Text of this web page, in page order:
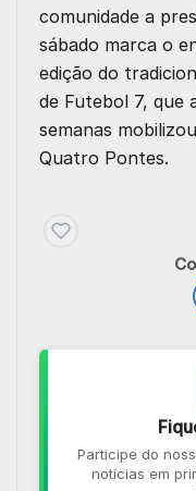
comunidade a
sábado marca o
edição do
de Futebol 7, que
semanas
Quatro Pontes.
Participe do
notícias em